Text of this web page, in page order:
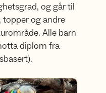
og går til
topper og andre
Alle barn
diplom fra
i hver kommune